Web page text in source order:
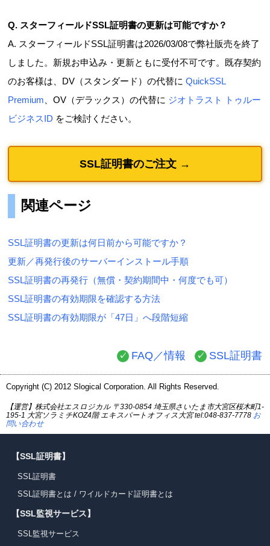
Q. スターフィールドSSL証明書の更新は可能ですか？
A. スターフィールドSSL証明書は2026/03/08で弊社販売を終了
しました。新規お申込み・更新ともに受付不可です。既存契約
のお客様は、DV（スタンダード）の代替にQuickSSL
Premium 、OV（デラックス）の代替に ジオトラスト トゥルー
ビジネスID をご検討ください。
SSL証明書のご注文 →
関連ページ
SSL証明書の更新は何日前から可能ですか？
更新／再発行後のサーバーインストール手順
SSL証明書の再発行（無償・契約期間中・何度でも可）
SSL証明書の有効期限を確認する方法
SSL証明書の有効期限が「47日」へ段階短縮
FAQ／情報 SSL証明書
Copyright (C) 2012 Slogical Corporation. All Rights Reserved.
【運営】株式会社エスロジカル 〒330-0854 埼玉県さいたま市大宮区桜木町1-
195-1 大宮ソラミチKOZ4階 エキスパートオフィス大宮 tel:048-837-7778 お
問い合わせ
【SSL証明書】
SSL証明書
SSL証明書とは / ワイルドカード証明書とは
【SSL監視サービス】
SSL監視サービス